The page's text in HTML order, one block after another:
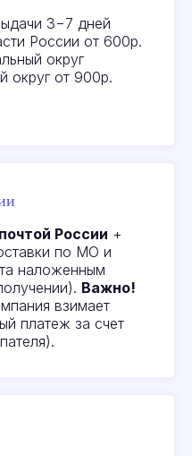
3−7 дней
России от 600р.
округ
округ от 900р.
России +
по МО и
наложенным
Важно!
взимает
платеж за счет